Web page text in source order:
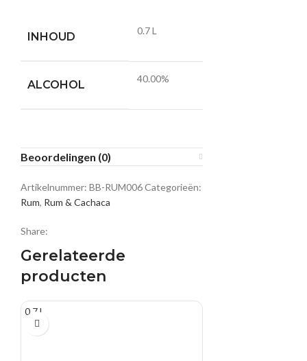
INHOUD 0.7 L
ALCOHOL 40.00%
Beoordelingen (0)
Artikelnummer: BB-RUM006Categorieën:
Rum, Rum & Cachaca
Share:
Gerelateerde
producten
0.7 L